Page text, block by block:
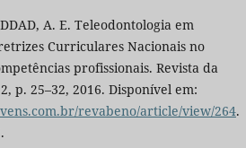
A. E. Teleodontologia em
Curriculares Nacionais no
profissionais. Revista da
p. 25–32, 2016. Disponível em:
revabeno/article/view/264.